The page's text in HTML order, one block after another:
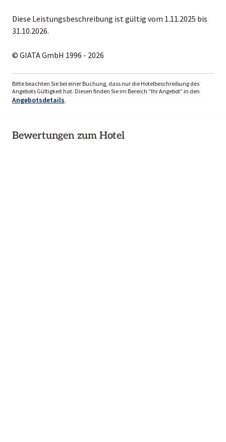
Diese Leistungsbeschreibung ist gültig vom 1.11.2025 bis
31.10.2026.
© GIATA GmbH 1996 - 2026
Bitte beachten Sie bei einer Buchung, dass nur die Hotelbeschreibung des
Angebots Gültigkeit hat. Diesen finden Sie im Bereich “Ihr Angebot” in den
Angebotsdetails.
Bewertungen zum Hotel